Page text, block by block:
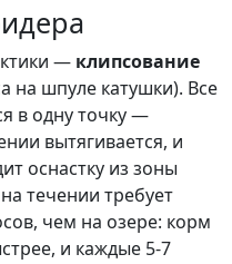
— клипсование
на шпуле катушки). Все
в одну точку —
вытягивается, и
оснастку из зоны
на течении требует
чем на озере: корм
и каждые 5-7